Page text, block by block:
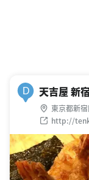
D 天吉屋 新
東京都新
http://